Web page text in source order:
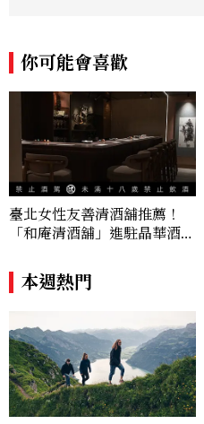
你可能會喜歡
臺北女性友善清酒舖推薦！
「和庵清酒舖」進駐晶華酒
180元起輕鬆微醺
本週熱門